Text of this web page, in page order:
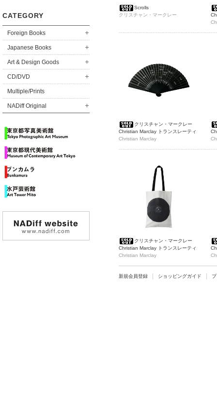
CATEGORY
Foreign Books
Japanese Books
Art & Design Goods
CD/DVD
Multiple/Prints
NADiff Original
Scrolls
クリスチャン・マークレー
ン
クリスチャン・マークレー
Christian Marclay トランスレーティ
ング[翻訳する]展 扇子
Christian Marclay
ン
クリスチャン・マークレー
Christian Marclay トランスレーティ
ング[翻訳する]展 トートバッグ/リサ
Christian Marclay
ン
新規会員登録 ショッピングガイド